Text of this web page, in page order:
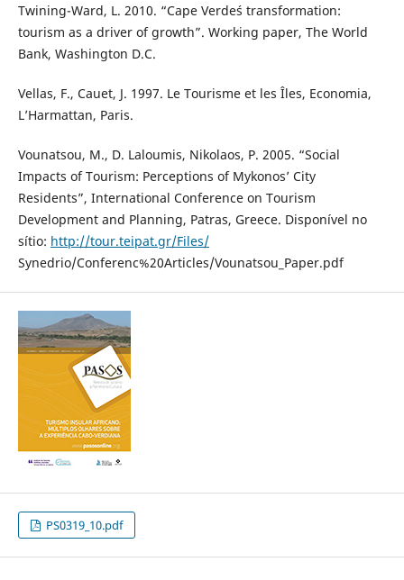
Twining-Ward, L. 2010. “Cape Verde´s transformation:
tourism as a driver of growth”. Working paper, The World
Bank, Washington D.C.
Vellas, F., Cauet, J. 1997. Le Tourisme et les Îles, Economia,
L’Harmattan, Paris.
Vounatsou, M., D. Laloumis, Nikolaos, P. 2005. “Social
Impacts of Tourism: Perceptions of Mykonos’ City
Residents”, International Conference on Tourism
Development and Planning, Patras, Greece. Disponível no
sítio: http://tour.teipat.gr/Files/
Synedrio/Conferenc%20Articles/Vounatsou_Paper.pdf
PS0319_10.pdf